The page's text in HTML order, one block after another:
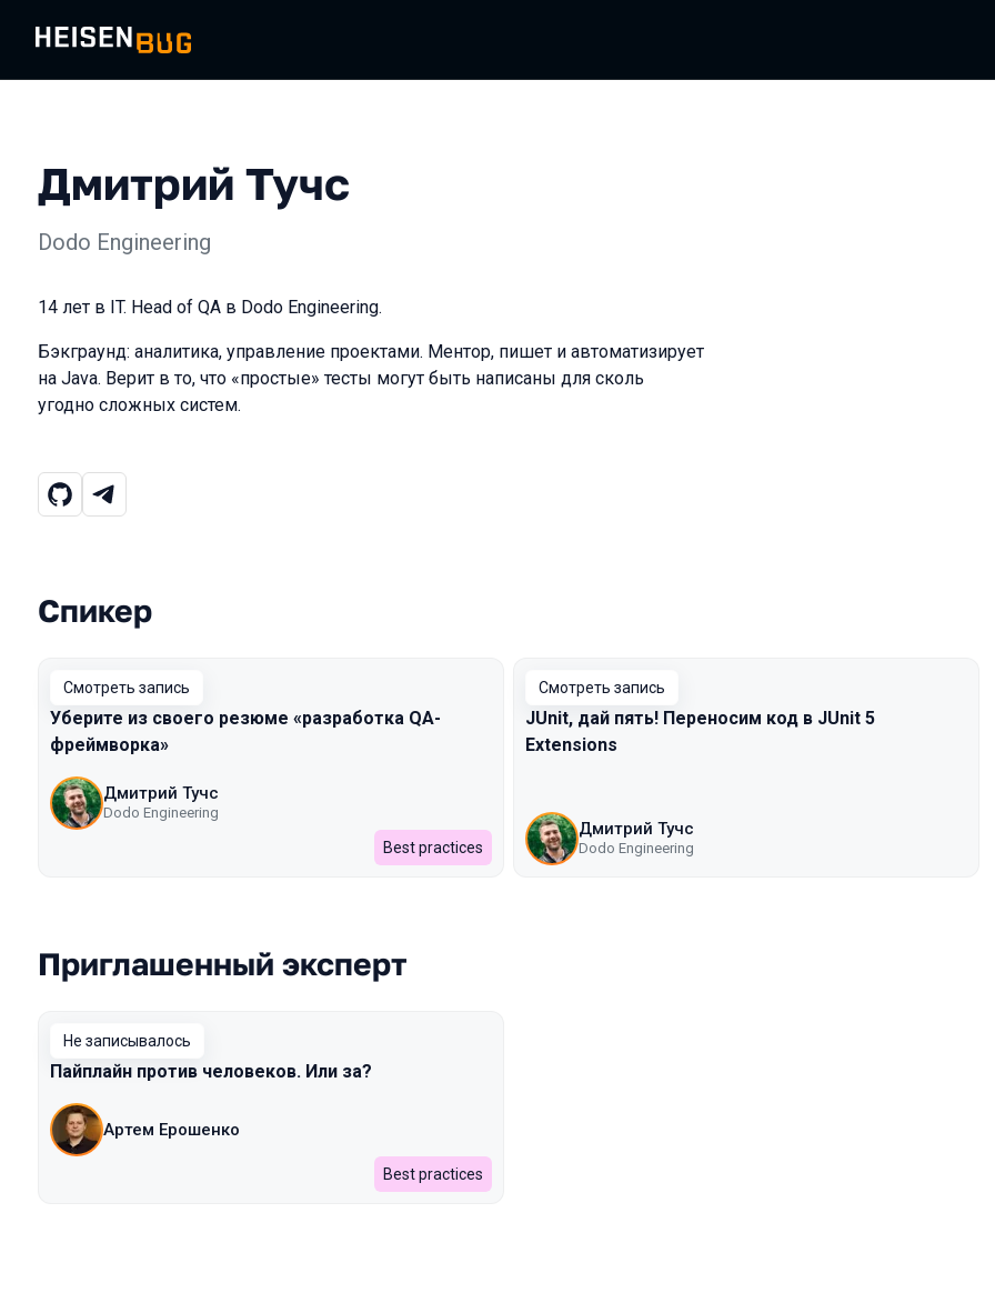
Дмитрий Тучс
Dodo Engineering
14 лет в IT. Head of QA в Dodo Engineering.
Бэкграунд: аналитика, управление проектами. Ментор, пишет и автоматизирует
на Java. Верит в то, что «простые» тесты могут быть написаны для сколь
угодно сложных систем.
Выступления в сезоне 2022 Spring
Спикер
Смотреть запись
Уберите из своего резюме «разработка QA-
фреймворка»
Дмитрий Тучс
Dodo Engineering
Best practices
Смотреть запись
JUnit, дай пять! Переносим код в JUnit 5
Extensions
Дмитрий Тучс
Dodo Engineering
Приглашенный эксперт
Не записывалось
Пайплайн против человеков. Или за?
Артем Ерошенко
Best practices